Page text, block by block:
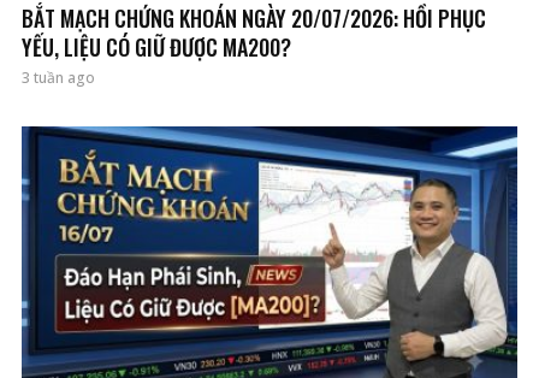
BẮT MẠCH CHỨNG KHOÁN NGÀY 20/07/2026: HỒI PHỤC
YẾU, LIỆU CÓ GIỮ ĐƯỢC MA200?
3 tuần ago